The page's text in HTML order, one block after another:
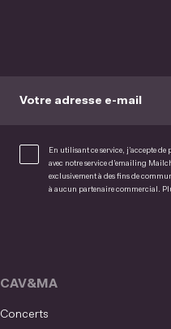
Votre adresse e-mail
En utilisant ce service, j’accepte de
avec notre service d’emailing
exclusivement à des fins de
à aucun partenaire commercial.
CAV&MA
Concerts